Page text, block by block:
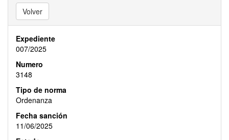
Volver
Expediente
007/2025
Numero
3148
Tipo de norma
Ordenanza
Fecha sanción
11/06/2025